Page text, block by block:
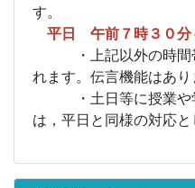
す。
平日 午前７時３０分
・上記以外の時間帯
れます。伝言機能はあり
・土日等に授業や学
は，平日と同様の対応と